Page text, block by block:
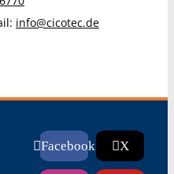
info@cicotec.de
Facebook X